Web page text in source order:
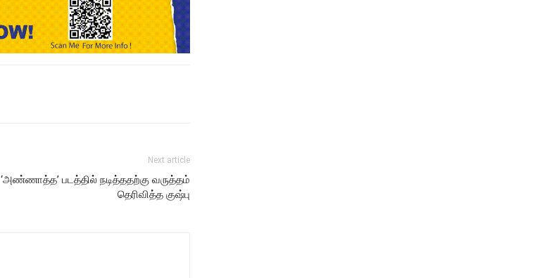
Next article
‘அண்ணாத்த’ படத்தில் நடித்ததற்கு வருத்தம்
தெரிவித்த குஷ்பு